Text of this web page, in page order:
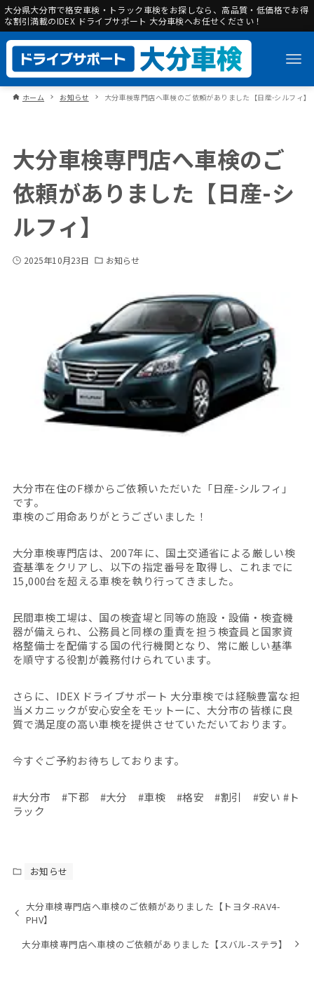
大分県大分市で格安車検・トラック車検をお探しなら、高品質・低価格でお得
な割引満載のIDEX ドライブサポート 大分車検へお任せください！
ホーム お知らせ 大分車検専門店へ車検のご依頼がありました【日産-シルフィ】
大分車検専門店へ車検のご
依頼がありました【日産-シ
ルフィ】
2025年10月23日 お知らせ
大分市在住のF様からご依頼いただいた「日産-シルフィ」
です。
車検のご用命ありがとうございました！
大分車検専門店は、2007年に、国土交通省による厳しい検
査基準をクリアし、以下の指定番号を取得し、これまでに
15,000台を超える車検を執り行ってきました。
民間車検工場は、国の検査場と同等の施設・設備・検査機
器が備えられ、公務員と同様の重責を担う検査員と国家資
格整備士を配備する国の代行機関となり、常に厳しい基準
を順守する役割が義務付けられています。
さらに、IDEX ドライブサポート 大分車検では経験豊富な担
当メカニックが安心安全をモットーに、大分市の皆様に良
質で満足度の高い車検を提供させていただいております。
今すぐご予約お待ちしております。
#大分市 #下郡 #大分 #車検 #格安 #割引 #安い #ト
ラック
お知らせ
大分車検専門店へ車検のご依頼がありました【トヨタ-RAV4-
PHV】
大分車検専門店へ車検のご依頼がありました【スバル-ステラ】